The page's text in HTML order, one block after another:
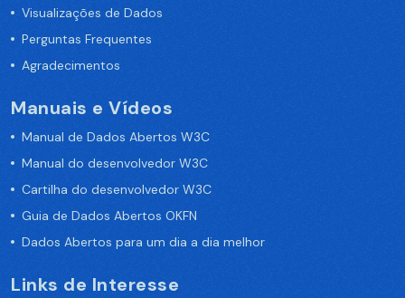
Visualizações de Dados
Perguntas Frequentes
Agradecimentos
Manuais e Vídeos
Manual de Dados Abertos W3C
Manual do desenvolvedor W3C
Cartilha do desenvolvedor W3C
Guia de Dados Abertos OKFN
Dados Abertos para um dia a dia melhor
Links de Interesse